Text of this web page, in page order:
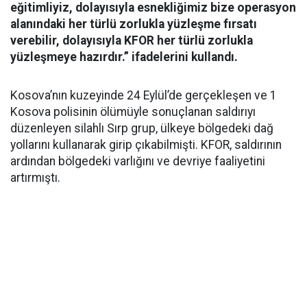
eğitimliyiz, dolayısıyla esnekliğimiz bize operasyon
alanındaki her türlü zorlukla yüzleşme fırsatı
verebilir, dolayısıyla KFOR her türlü zorlukla
yüzleşmeye hazırdır.” ifadelerini kullandı.
Kosova’nın kuzeyinde 24 Eylül’de gerçekleşen ve 1
Kosova polisinin ölümüyle sonuçlanan saldırıyı
düzenleyen silahlı Sırp grup, ülkeye bölgedeki dağ
yollarını kullanarak girip çıkabilmişti. KFOR, saldırının
ardından bölgedeki varlığını ve devriye faaliyetini
artırmıştı.